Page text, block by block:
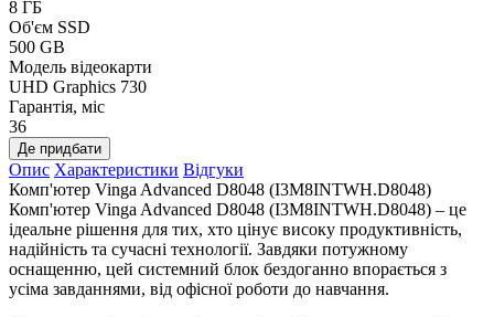
8 ГБ
Об'єм SSD
500 GB
Модель відеокарти
UHD Graphics 730
Гарантія, міс
36
Де придбати
Опис Характеристики Відгуки
Комп'ютер Vinga Advanced D8048 (I3M8INTWH.D8048)
Комп'ютер Vinga Advanced D8048 (I3M8INTWH.D8048) – це
ідеальне рішення для тих, хто цінує високу продуктивність,
надійність та сучасні технології. Завдяки потужному
оснащенню, цей системний блок бездоганно впорається з
усіма завданнями, від офісної роботи до навчання.